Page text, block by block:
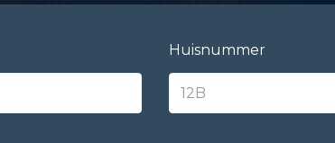
Huisnummer